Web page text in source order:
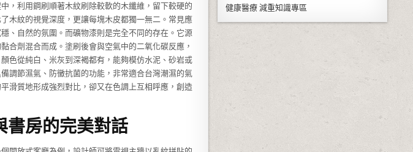
，利用鋼刷順著木紋刷除較軟的木纖維，留下較硬的
木紋的視覺深度，更讓每塊木皮都獨一無二。常見應
、自然的氛圍。而礦物漆則是完全不同的存在。它源
合劑混合而成。塗刷後會與空氣中的二氧化碳反應，
色從純白、米灰到深褐都有，能夠模仿水泥、砂岩或
調節濕氣、防黴抗菌的功能，非常適合台灣潮濕的氣
滑質地形成強烈對比，卻又在色調上互相呼應，創造
書房的完美對話
健康醫療減重知識專區